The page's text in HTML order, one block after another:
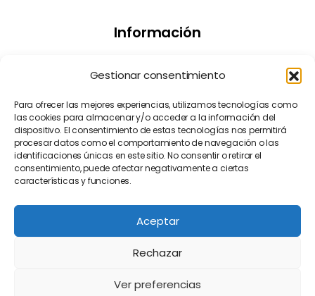
Gestionar consentimiento
Para ofrecer las mejores experiencias, utilizamos tecnologías como
las cookies para almacenar y/o acceder a la información del
dispositivo. El consentimiento de estas tecnologías nos permitirá
procesar datos como el comportamiento de navegación o las
identificaciones únicas en este sitio. No consentir o retirar el
consentimiento, puede afectar negativamente a ciertas
características y funciones.
Aceptar
Rechazar
Ver preferencias
Información
Política de Privacidad
Contacto
Manifiesto EFA [EN]
© 2025 Andalucía Por Sí Andalucistas – Todos